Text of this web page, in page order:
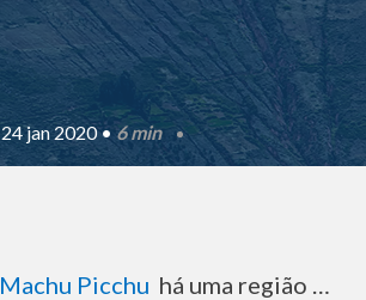
24 jan 2020 • 6 min
Machu Picchu há uma região …